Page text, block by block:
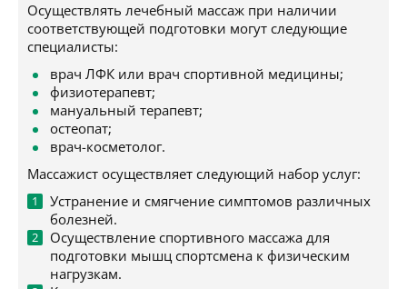
Осуществлять лечебный массаж при наличии
соответствующей подготовки могут следующие
специалисты:
врач ЛФК или врач спортивной медицины;
физиотерапевт;
мануальный терапевт;
остеопат;
врач-косметолог.
Массажист осуществляет следующий набор услуг:
Устранение и смягчение симптомов различных
болезней.
Осуществление спортивного массажа для
подготовки мышц спортсмена к физическим
нагрузкам.